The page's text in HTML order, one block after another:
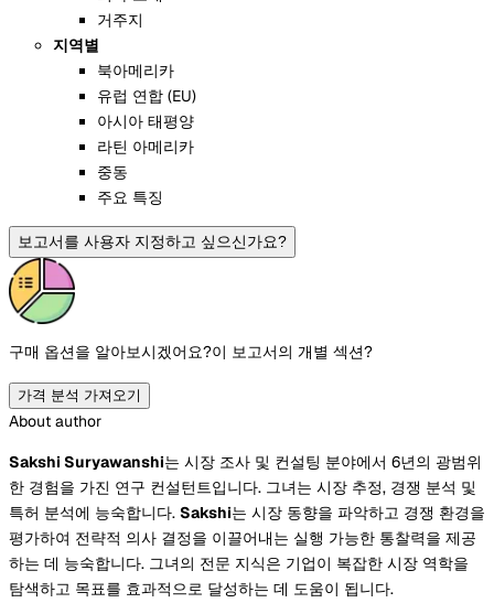
거주지
지역별
북아메리카
유럽 연합 (EU)
아시아 태평양
라틴 아메리카
중동
주요 특징
보고서를 사용자 지정하고 싶으신가요?
구매 옵션을 알아보시겠어요?이 보고서의 개별 섹션?
가격 분석 가져오기
About author
Sakshi Suryawanshi는 시장 조사 및 컨설팅 분야에서 6년의 광범위
한 경험을 가진 연구 컨설턴트입니다. 그녀는 시장 추정, 경쟁 분석 및
특허 분석에 능숙합니다. Sakshi는 시장 동향을 파악하고 경쟁 환경을
평가하여 전략적 의사 결정을 이끌어내는 실행 가능한 통찰력을 제공
하는 데 능숙합니다. 그녀의 전문 지식은 기업이 복잡한 시장 역학을
탐색하고 목표를 효과적으로 달성하는 데 도움이 됩니다.